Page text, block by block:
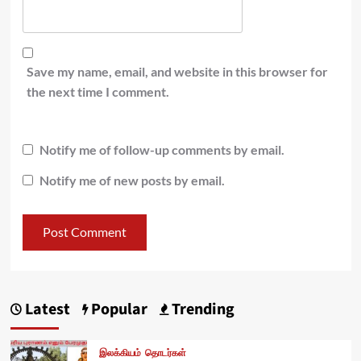
Save my name, email, and website in this browser for
the next time I comment.
Notify me of follow-up comments by email.
Notify me of new posts by email.
Latest Popular Trending
இலக்கியம் தொடர்கள்